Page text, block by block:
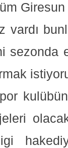
vardı
sezonda